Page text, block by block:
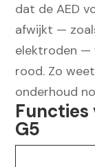
dat de AED
afwijkt —
elektroden —
rood. Zo
onderhoud
Functies
G5